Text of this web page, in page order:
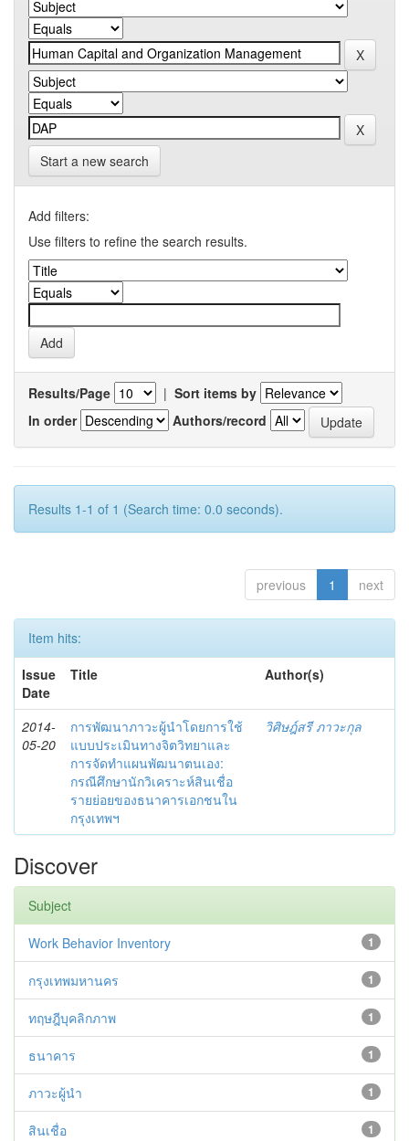
Start a new search
Add filters:
Use filters to refine the search results.
Results/Page | Sort items by
In order
Authors/record
Results 1-1 of 1 (Search time: 0.0 seconds).
previous 1 next
Item hits:
Issue
Date
Title Author(s)
2014-
05-20
การพัฒนาภาวะผู้นำโดยการใช้
แบบประเมินทางจิตวิทยาและ
การจัดทำแผนพัฒนาตนเอง:
กรณีศึกษานักวิเคราะห์สินเชื่อ
รายย่อยของธนาคารเอกชนใน
กรุงเทพฯ
วิศิษฎ์สรี ภาวะกุล
Discover
Subject
1
Work Behavior Inventory
1
กรุงเทพมหานคร
1
ทฤษฎีบุคลิกภาพ
1
ธนาคาร
1
ภาวะผู้นำ
1
สินเชื่อ